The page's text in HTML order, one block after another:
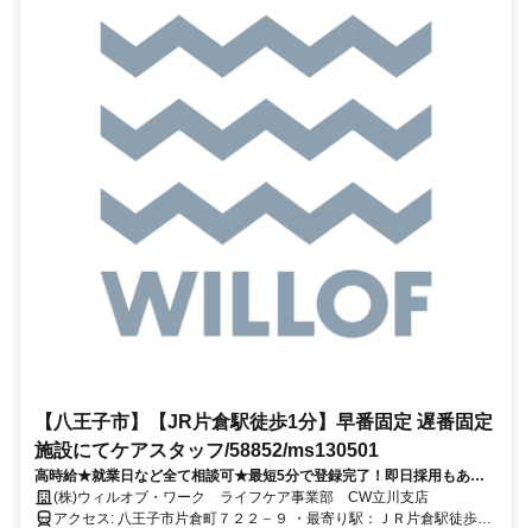
【八王子市】【JR片倉駅徒歩1分】早番固定 遅番固定
施設にてケアスタッフ/58852/ms130501
高時給★就業日など全て相談可★最短5分で登録完了！即日採用もあ
り。(株)ウィルオブ・ワーク ライフケア事業部 CW立川支店
アクセス: 八王子市片倉町７２２－９ ・最寄り駅：ＪＲ片倉駅徒歩1